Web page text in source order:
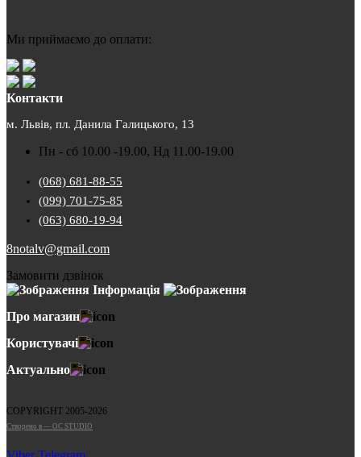
Ми приймаємо до оплати:
Контакти
м. Львів, пл. Данила Галицького, 13
Пн - сб 10.00 -19.00, Нд 11.00-19.00
(068) 681-88-55
(099) 701-75-85
(063) 680-19-94
8notalv@gmail.com
Замовити дзвінок
Інформація
Про магазин
Користувачі
Актуально
COPYRIGHT 2005-2026
Cтворено в — OC STUDIO